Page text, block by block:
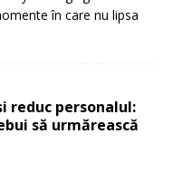
în care nu lipsa
reduc personalul:
să urmărească